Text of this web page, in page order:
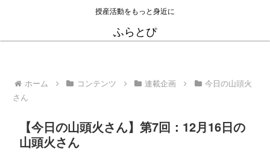
授産活動をもっと身近に
ふらとぴ
ホーム コンテンツ 連載企画
今日の山頭火
さん
【今日の山頭火さん】第7回：12月16日の
山頭火さん